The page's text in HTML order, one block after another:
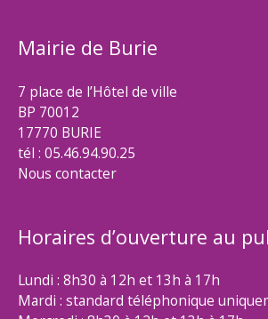
Mairie de Burie
7 place de l’Hôtel de ville
BP 70012
17770 BURIE
tél : 05.46.94.90.25
Nous contacter
Horaires d’ouverture au
Lundi : 8h30 à 12h et 13h à 17h
Mardi : standard téléphonique